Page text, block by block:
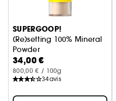
Ignorer le carrousel produits
SUPERGOOP!
(Re)setting 100% Mineral
Powder
Écran Solaire SPF 30 PA+++
34,00 €
800,00 € / 100g
34avis